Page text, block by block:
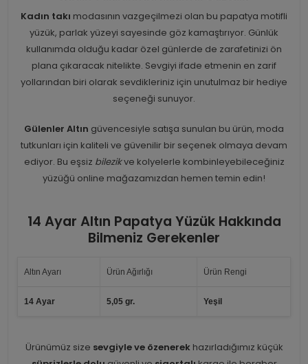
Kadın takı modasının vazgeçilmezi olan bu papatya motifli
yüzük, parlak yüzeyi sayesinde göz kamaştırıyor. Günlük
kullanımda olduğu kadar özel günlerde de zarafetinizi ön
plana çıkaracak nitelikte. Sevgiyi ifade etmenin en zarif
yollarından biri olarak sevdikleriniz için unutulmaz bir hediye
seçeneği sunuyor.
Gülenler Altın güvencesiyle satışa sunulan bu ürün, moda
tutkunları için kaliteli ve güvenilir bir seçenek olmaya devam
ediyor. Bu eşsiz bilezikve kolyelerle kombinleyebileceğiniz
yüzüğü online mağazamızdan hemen temin edin!
14 Ayar Altın Papatya Yüzük Hakkında
Bilmeniz Gerekenler
Altın Ayarı Ürün Ağırlığı Ürün Rengi
14 Ayar 5,05 gr. Yeşil
Ürünümüz size sevgiyle ve özenerekhazırladığımız küçük